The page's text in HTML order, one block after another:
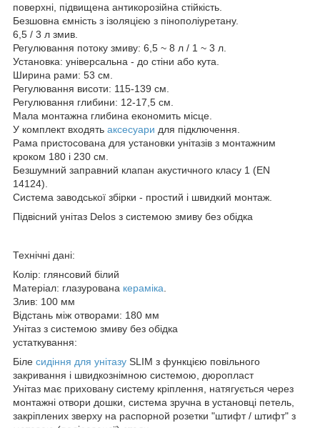
поверхні, підвищена антикорозійна стійкість.
Безшовна ємність з ізоляцією з пінополіуретану.
6,5 / 3 л змив.
Регулювання потоку змиву: 6,5 ~ 8 л / 1 ~ 3 л.
Установка: універсальна - до стіни або кута.
Ширина рами: 53 см.
Регулювання висоти: 115-139 см.
Регулювання глибини: 12-17,5 см.
Мала монтажна глибина економить місце.
У комплект входять аксесуари для підключення.
Рама пристосована для установки унітазів з монтажним
кроком 180 і 230 см.
Безшумний заправний клапан акустичного класу 1 (EN
14124).
Система заводської збірки - простий і швидкий монтаж.
Підвісний унітаз Delos з системою змиву без обідка
Технічні дані:
Колір: глянсовий білий
Матеріал: глазурована кераміка
Злив: 100 мм
Відстань між отворами: 180 мм
Унітаз з системою змиву без обідка
устаткування:
Біле сидіння для унітазу SLIM з функцією повільного
закривання і швидкознімною системою, дюропласт
Унітаз має приховану систему кріплення, натягується через
монтажні отвори дошки, система зручна в установці петель,
закріплених зверху на распорной розетки "штифт / штифт" з